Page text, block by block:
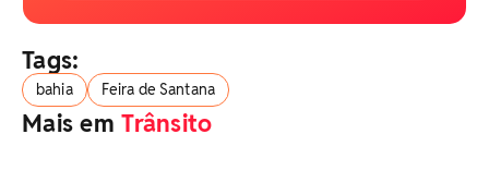
Tags:
bahia Feira de Santana
Mais emTrânsito